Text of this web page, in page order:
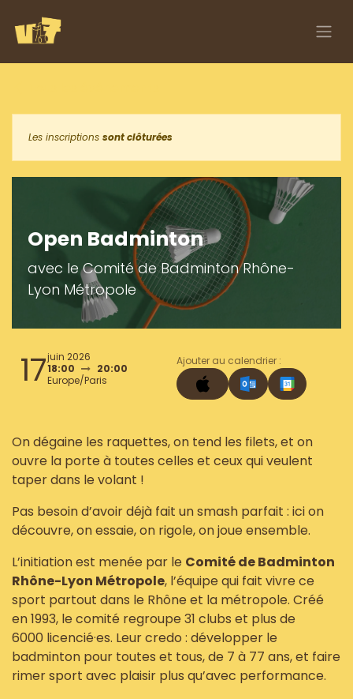
Les inscriptions sont clôturées
Open Badminton
avec le Comité de Badminton Rhône-
Lyon Métropole
17juin 2026
18:00
20:00
Europe/Paris
Ajouter au calendrier :
On dégaine les raquettes, on tend les filets, et on
ouvre la porte à toutes celles et ceux qui veulent
taper dans le volant !
Pas besoin d’avoir déjà fait un smash parfait : ici on
découvre, on essaie, on rigole, on joue ensemble.
L’initiation est menée par le Comité de Badminton
Rhône-Lyon Métropole, l’équipe qui fait vivre ce
sport partout dans le Rhône et la métropole. Créé
en 1993, le comité regroupe 31 clubs et plus de
6000 licencié·es. Leur credo : développer le
badminton pour toutes et tous, de 7 à 77 ans, et faire
rimer sport avec plaisir plus qu’avec performance.